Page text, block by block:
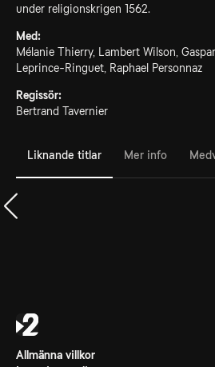
under religionskrigen 1562.
Med:
Mélanie Thierry, Lambert Wilson,
Leprince-Ringuet, Raphael Personnaz
Regissör:
Bertrand Tavernier
Liknande titlar Mer info
Allmänna villkor